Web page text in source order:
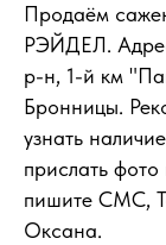
Продаём
РЭЙДЕЛ.
р-н, 1-й км
Бронницы.
узнать
прислать
пишите СМС,
Оксана.